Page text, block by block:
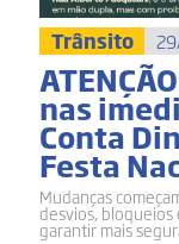
Trânsito
nas
Conta
Festa
Mudanças
desvios,
garantir mais